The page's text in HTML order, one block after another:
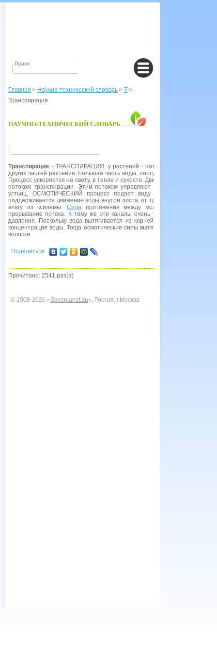
Главная > Научно-технический словарь > Т >
Транспирация
НАУЧНО-ТЕХНИЧЕСКИЙ СЛОВАРЬ
Транспирация - ТРАНСПИРАЦИЯ, у растений - потеря влаги в виде
других частей растения. Большая часть воды, поступающей в растение
Процесс ускоряется на свету, в тепле и сухости. Движение воды от
потоком транспирации. Этим потоком управляют определенные силы.
устьиц, ОСМОТИЧЕСКИЙ процесс подает воду из соседних клеток
поддерживается движение воды внутри листа, от трубочек КСИЛЕМЫ к
влагу из ксилемы. Сила притяжения между молекулами воды,
прерывание потока. К тому же эти каналы очень узкие, так что вода
давления. Поскольку вода вытягивается из корней в ксилему, в
концентрация воды. Тогда осмотические силы вытягивают влагу из
волоски.
Поделиться
Прочитано: 2541 раз(а)
© 2008-2026 «Saveplanet.su», Россия, г.Москва